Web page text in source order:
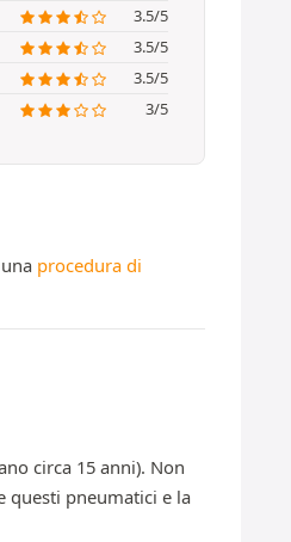
3.5/5
3.5/5
3.5/5
3/5
procedura di
circa 15 anni). Non
questi pneumatici e la